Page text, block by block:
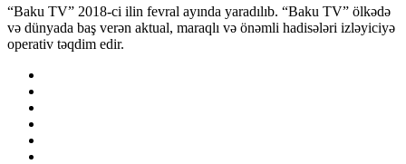
“Baku TV” 2018-ci ilin fevral ayında yaradılıb. “Baku TV” ölkədə
və dünyada baş verən aktual, maraqlı və önəmli hadisələri izləyiciyə
operativ təqdim edir.